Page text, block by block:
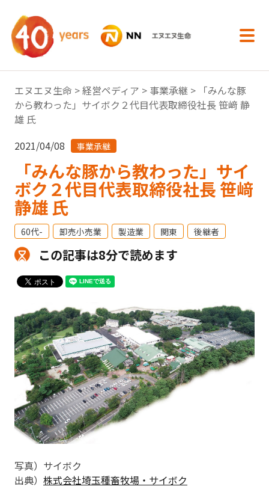
エヌエヌ生命 >経営ペディア > 事業承継 > 「みんな豚
から教わった」サイボク２代目代表取締役社長 笹﨑 静
雄 氏
2021/04/08
事業承継
「みんな豚から教わった」サイ
ボク２代目代表取締役社長 笹﨑
静雄 氏
60代- 卸売小売業 製造業 関東 後継者
この記事は8分で読めます
写真）サイボク
出典） 株式会社埼玉種畜牧場・サイボク